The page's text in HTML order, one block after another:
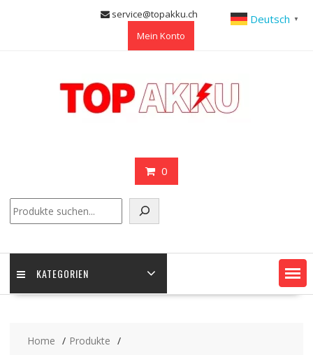
service@topakku.ch
Mein Konto
0
KATEGORIEN
Home
Produkte
Deutsch ▼